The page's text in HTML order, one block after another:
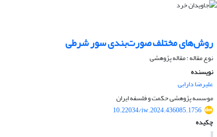
روش‌های مختلف صورت‌بندی سور شرطی
نوع مقاله : مقاله پژوهشی
نویسنده
علیرضا دارابی
موسسه پژوهشی حکمت و فلسفه ایران
10.22034/iw.2024.436085.1756
چکیده